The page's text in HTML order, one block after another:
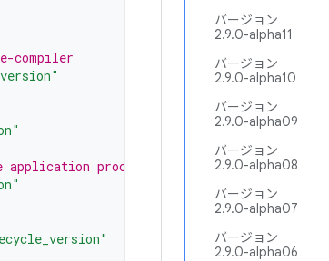
バージョン
2.9.0-alpha11
バージョン
2.9.0-alpha10
バージョン
2.9.0-alpha09
バージョン
2.9.0-alpha08
バージョン
2.9.0-alpha07
バージョン
2.9.0-alpha06
compiler
process